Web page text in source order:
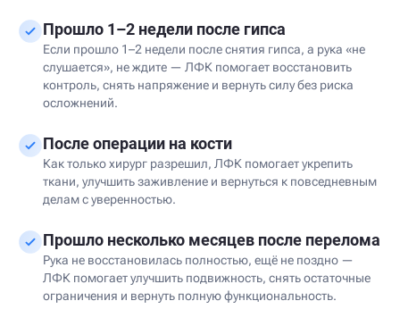
Прошло 1–2 недели после гипса
Если прошло 1–2 недели после снятия гипса, а рука «не
слушается», не ждите — ЛФК помогает восстановить
контроль, снять напряжение и вернуть силу без риска
осложнений.
После операции на кости
Как только хирург разрешил, ЛФК помогает укрепить
ткани, улучшить заживление и вернуться к повседневным
делам с уверенностью.
Прошло несколько месяцев после перелома
Рука не восстановилась полностью, ещё не поздно —
ЛФК помогает улучшить подвижность, снять остаточные
ограничения и вернуть полную функциональность.